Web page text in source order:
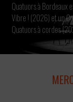
Quatuors à Bordeaux
Vibre ! (2026) et un
Quatuors à cordes